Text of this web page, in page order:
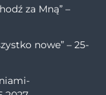
za Mną” –
nowe” – 25-